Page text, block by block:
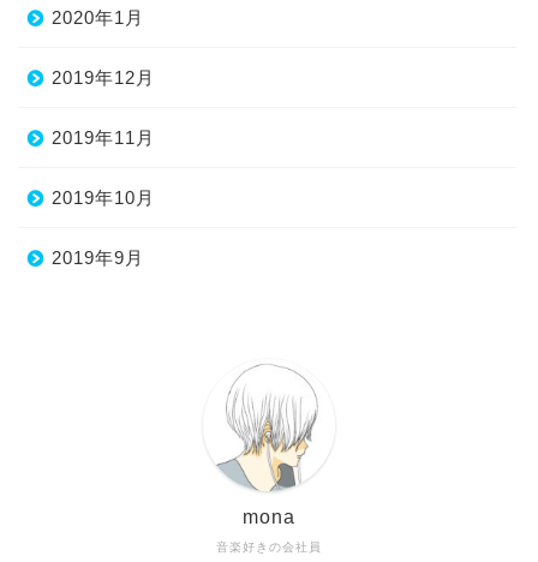
2020年1月
2019年12月
2019年11月
2019年10月
2019年9月
音楽好きの会社員
mona